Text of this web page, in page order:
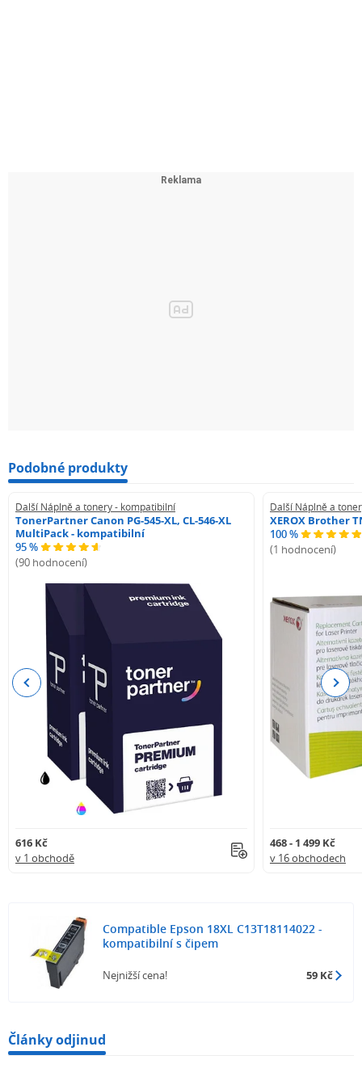
Podobné produkty
Další Náplně a tonery - kompatibilní
TonerPartner Canon PG-545-XL, CL-546-XL
MultiPack - kompatibilní
95 %
(90 hodnocení)
616 Kč
v 1 obchodě
Další Náplně a
XEROX Brother
100 %
(1 hodnocení)
468 - 1 499 Kč
v 16 obchodech
Previous Next
Compatible Epson 18XL C13T18114022 -
kompatibilní s čipem
Nejnižší cena! 59 Kč
Články odjinud